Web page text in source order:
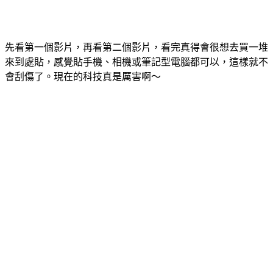
先看第一個影片，再看第二個影片，看完真得會很想去買一堆
來到處貼，感覺貼手機、相機或筆記型電腦都可以，這樣就不
會刮傷了。現在的科技真是厲害啊～